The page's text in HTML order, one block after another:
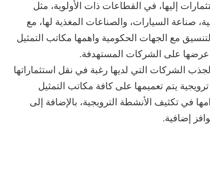
إليها، في القطاعات ذات الأولوية، مثل
صناعة السيارات، والصناعات المغذية لها، مع
مع الجهات الحكومية واهمها مكاتب التمثيل
عرضها على الشركات المستهدفة.
الشركات التي لديها رغبة في نقل استثماراتها
يتم تعميمها على كافة مكاتب التمثيل
في تكثيف الأنشطة الترويجية، بالإضافة إلى
إضافية.